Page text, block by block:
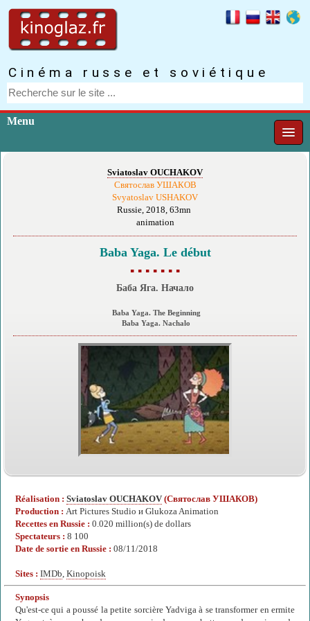
Cinéma russe et soviétique
Menu
Sviatoslav OUCHAKOV
Святослав УШАКОВ
Svyatoslav USHAKOV
Russie, 2018, 63mn
animation
Baba Yaga. Le début
▪ ▪ ▪ ▪ ▪ ▪ ▪
Баба Яга. Начало
Baba Yaga. The Beginning
Baba Yaga. Nachalo
Réalisation : Sviatoslav OUCHAKOV (Святослав УШАКОВ)
Production : Art Pictures Studio и Glukoza Animation
Recettes en Russie : 0.020 million(s) de dollars
Spectateurs : 8 100
Date de sortie en Russie : 08/11/2018
Sites : IMDb, Kinopoisk
Synopsis
Qu'est-ce qui a poussé la petite sorcière Yadviga à se transformer en ermite